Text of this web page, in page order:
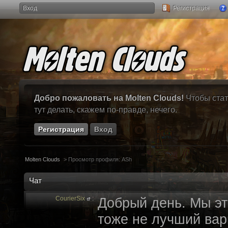
Вход Регистрация
Добро пожаловать на Molten Clouds! Чтобы
тут делать, скажем по-правде, нечего.
Регистрация Вход
Molten Clouds > Просмотр профиля: ASh
Чат
CourierSix : Добрый день. Мы
тоже не лучший